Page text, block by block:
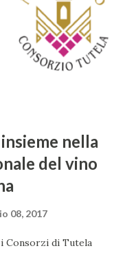
di grandi
opera riflette questa
mitologico in 20
Narra la storia
nella
del vino
08, 2017
i Consorzi di Tutela